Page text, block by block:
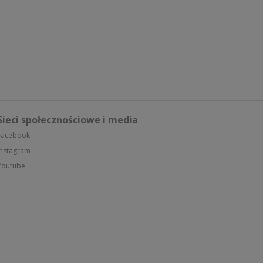
społecznościowe i media